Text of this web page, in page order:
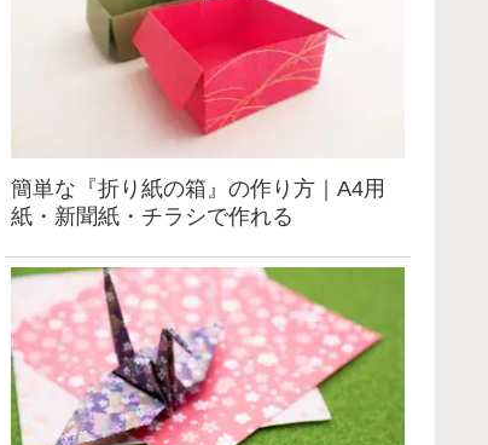
簡単な『折り紙の箱』の作り方｜A4用
紙・新聞紙・チラシで作れる